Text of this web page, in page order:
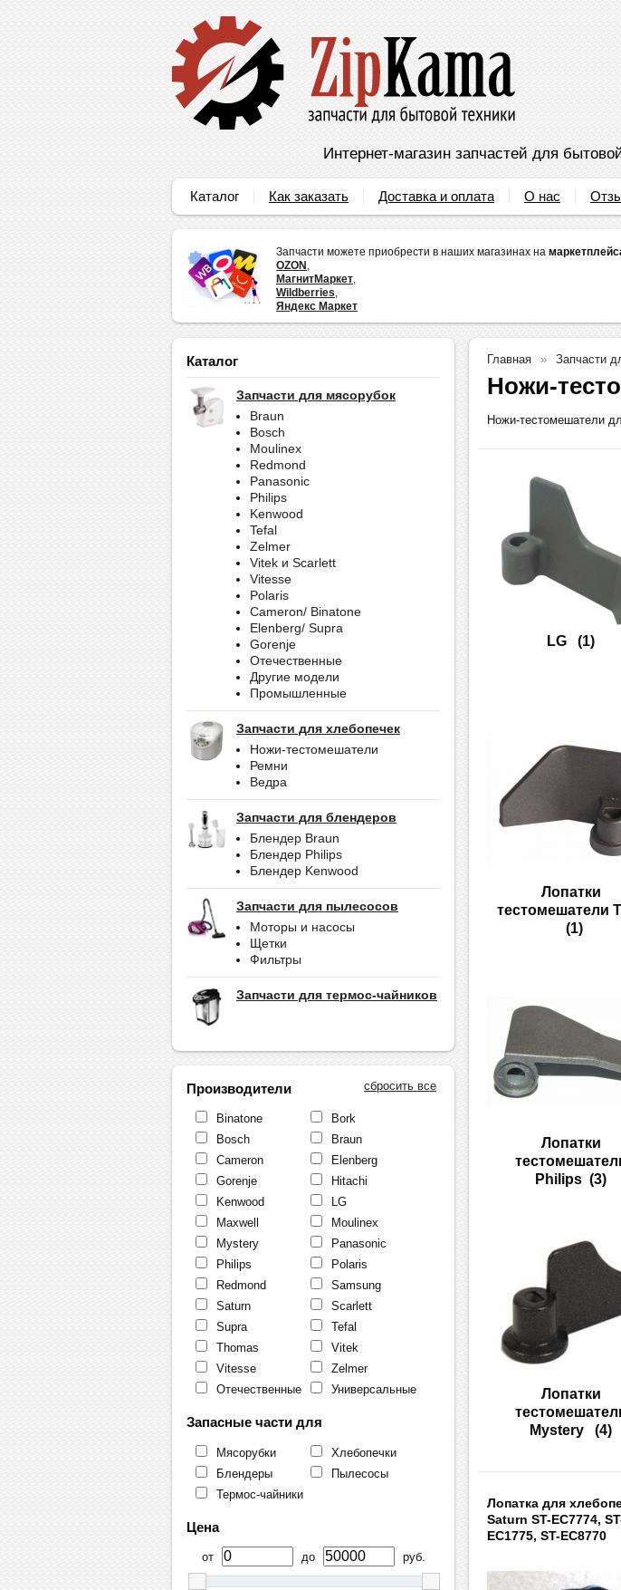
Интернет-магазин запчастей для
Каталог Как заказать Доставка и оплата О нас
Запчасти можете приобрести в наших магазинах на
OZON
МагнитМаркет
Wildberries
Яндекс Маркет
Каталог
Запчасти для мясорубок
Braun
Bosch
Moulinex
Redmond
Panasonic
Philips
Kenwood
Tefal
Zelmer
Vitek и Scarlett
Vitesse
Polaris
Cameron/ Binatone
Elenberg/ Supra
Gorenje
Отечественные
Другие модели
Промышленные
Запчасти для хлебопечек
Ножи-тестомешатели
Ремни
Ведра
Запчасти для блендеров
Блендер Braun
Блендер Philips
Блендер Kenwood
Запчасти для пылесосов
Моторы и насосы
Щетки
Фильтры
Запчасти для термос-чайников
сбросить все
Производители
Binatone
Bork
Bosch
Braun
Cameron
Elenberg
Gorenje
Hitachi
Kenwood
LG
Maxwell
Moulinex
Mystery
Panasonic
Philips
Polaris
Redmond
Samsung
Saturn
Scarlett
Supra
Tefal
Thomas
Vitek
Vitesse
Zelmer
Отечественные
Универсальные
Запасные части для
Мясорубки
Хлебопечки
Блендеры
Пылесосы
Термос-чайники
Цена
от до руб.
Главная Запчасти
Ножи-
Ножи-тестомешатели
LG (1)
Лопатки
тестомешатели
(1)
Лопатки
Philips (3)
Лопатки
Mystery
(4)
Лопатка для
Saturn ST-EC7774,
EC1775, ST-EC8770